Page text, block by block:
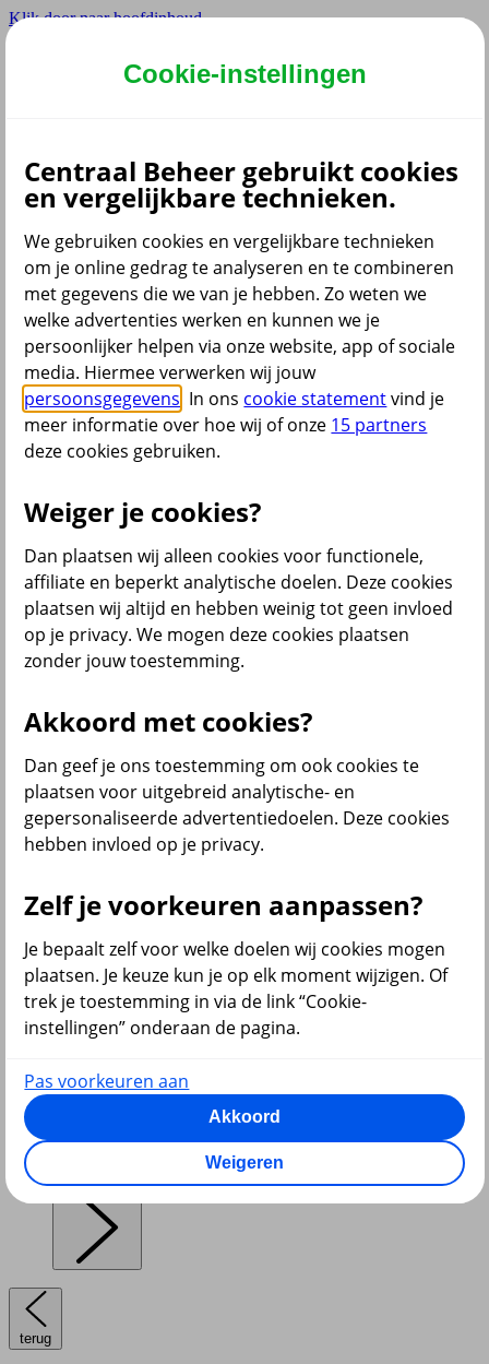
Klik door naar hoofdinhoud
Hoofdmenu navigatie
Adviseur
Partner
Dyslexie lettertype
Aan / Uit
Cookies aanpassen
CoBrowsing
Start
Menu
Producten
Situaties Klantenservice
Sparen
Pensioen en lijfrente
Hypotheek
terug
Cookie-instellingen
Centraal Beheer gebruikt cookies
en vergelijkbare technieken.
We gebruiken cookies en vergelijkbare technieken
om je online gedrag te analyseren en te combineren
met gegevens die we van je hebben. Zo weten we
welke advertenties werken en kunnen we je
persoonlijker helpen via onze website, app of sociale
media. Hiermee verwerken wij jouw
persoonsgegevens . In ons cookie statementvind je
meer informatie over hoe wij of onze 15 partners
deze cookies gebruiken.
Weiger je cookies?
Dan plaatsen wij alleen cookies voor functionele,
affiliate en beperkt analytische doelen. Deze cookies
plaatsen wij altijd en hebben weinig tot geen invloed
op je privacy. We mogen deze cookies plaatsen
zonder jouw toestemming.
Akkoord met cookies?
Dan geef je ons toestemming om ook cookies te
plaatsen voor uitgebreid analytische- en
gepersonaliseerde advertentiedoelen. Deze cookies
hebben invloed op je privacy.
Zelf je voorkeuren aanpassen?
Je bepaalt zelf voor welke doelen wij cookies mogen
plaatsen. Je keuze kun je op elk moment wijzigen. Of
trek je toestemming in via de link “Cookie-
instellingen” onderaan de pagina.
Pas voorkeuren aan
Akkoord
Weigeren